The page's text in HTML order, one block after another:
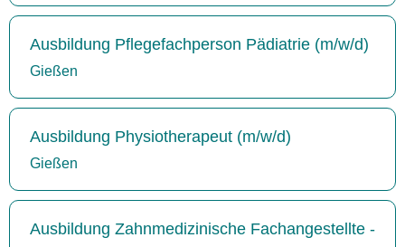
Ausbildung Pflegefachperson Pädiatrie (m/w/d)
Gießen
Ausbildung Physiotherapeut (m/w/d)
Gießen
Ausbildung Zahnmedizinische Fachangestellte -